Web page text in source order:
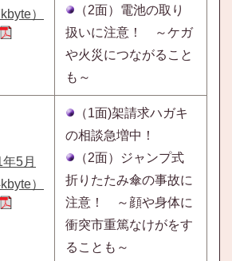
）
（2面）電池の取り
扱いに注意！ ～ケガ
や火災につながること
も～
5月
）
（1面)架請求ハガキ
の相談急増中！
（2面）ジャンプ式
折りたたみ傘の事故に
注意！ ～顔や身体に
衝突市重篤なけがをす
ることも～